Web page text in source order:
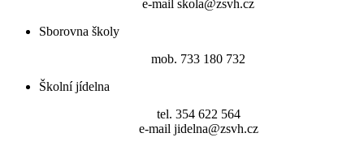
e-mail skola@zsvh.cz
Sborovna školy
mob. 733 180 732
Školní jídelna
tel. 354 622 564
e-mail jidelna@zsvh.cz